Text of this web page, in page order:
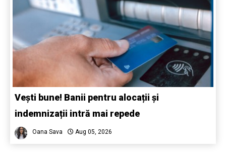
Vești bune! Banii pentru alocații și
indemnizații intră mai repede
Oana Sava Aug 05, 2026